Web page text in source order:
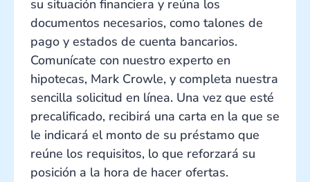
su situación financiera y reúna los
documentos necesarios, como talones de
pago y estados de cuenta bancarios.
Comunícate con nuestro experto en
hipotecas, Mark Crowle, y completa nuestra
sencilla solicitud en línea. Una vez que esté
precalificado, recibirá una carta en la que se
le indicará el monto de su préstamo que
reúne los requisitos, lo que reforzará su
posición a la hora de hacer ofertas.